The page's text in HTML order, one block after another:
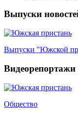
Выпуски
Выпуски "Южской
Видеорепортажи
Общество